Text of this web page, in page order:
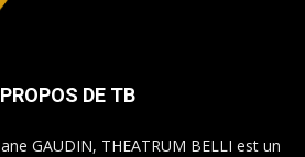
DE TB
GAUDIN, THEATRUM BELLI est un